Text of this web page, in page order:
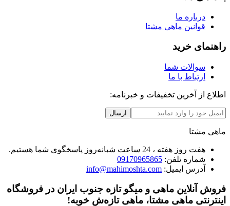
درباره ما
قوانین ماهی مشتا
راهنمای خرید
سوالات شما
ارتباط با ما
اطلاع از آخرین تخفیفات و خبرنامه:
ارسال
ماهی مشتا
هفت روز هفته ، 24 ساعت شبانه‌روز پاسخگوی شما هستیم.
شماره تلفن: 09170965865
آدرس ایمیل: info@mahimoshta.com
فروش آنلاین ماهی و میگو تازه جنوب ایران در فروشگاه
اینترنتی ماهی مشتا، ماهی تازه‌ش خوبه!